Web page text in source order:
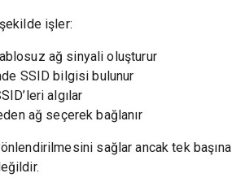
işler:
ağ sinyali oluşturur
SSID bilgisi bulunur
algılar
ağ seçerek bağlanır
sağlar ancak tek başına